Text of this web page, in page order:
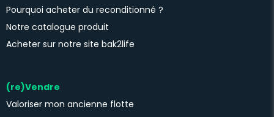
Pourquoi acheter du reconditionné ?
Notre catalogue produit
Acheter sur notre site bak2life
(re)Vendre
Valoriser mon ancienne flotte